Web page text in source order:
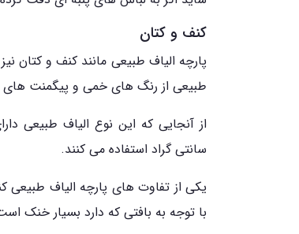
کنف و کتان
پارچه الیاف طبیعی مانند کنف و کتان
طبیعی از رنگ های خمی و پیگمنت های
سانتی گراد استفاده می کنند.
یکی از تفاوت های پارچه الیاف
با توجه به بافتی که دارد بسیار